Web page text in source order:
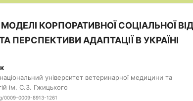
МОДЕЛІ КОРПОРАТИВНОЇ СОЦІАЛЬНОЇ
ПЕРСПЕКТИВИ АДАПТАЦІЇ В УКРАЇНІ
університет ветеринарної медицини та
ім. С.З. Гжицького
0009-0009-8913-1261